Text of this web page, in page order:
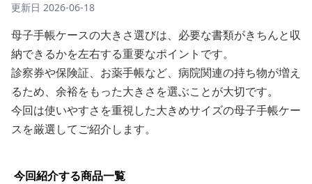
更新日 2026-06-18
母子手帳ケースの大きさ選びは、必要な書類がきちんと収
納できるかを左右する重要なポイントです。
診察券や保険証、お薬手帳など、病院関連の持ち物が増え
るため、余裕をもった大きさを選ぶことが大切です。
今回は使いやすさを重視した大きめサイズの母子手帳ケー
スを厳選してご紹介します。
今回紹介する商品一覧